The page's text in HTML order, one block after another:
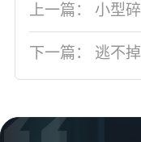
上一篇： 小型碎石子
下一篇： 逃不掉的真香